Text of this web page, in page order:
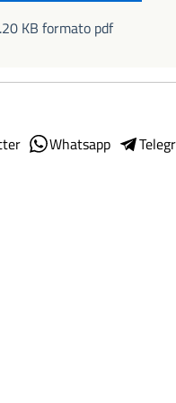
KB formato pdf
Whatsapp